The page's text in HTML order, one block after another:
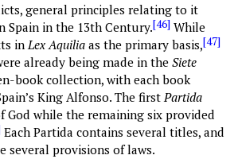
general principles relating to it
Spain in the 13th Century.[46] While
inLex Aquiliaas the primary basis,[47]
already being made in the Siete
book collection, with each book
King Alfonso. The firstPartida
God while the remaining six provided
Each Partida contains several titles, and
several provisions of laws.